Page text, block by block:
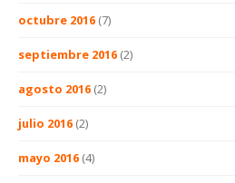
octubre 2016 (7)
septiembre 2016 (2)
agosto 2016 (2)
julio 2016 (2)
mayo 2016 (4)